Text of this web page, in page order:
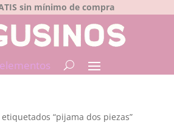
sin mínimo de compra
“pijama dos piezas”